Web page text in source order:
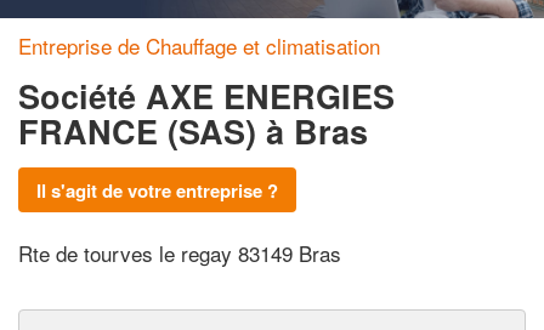
Entreprise de Chauffage et climatisation
Société AXE ENERGIES
FRANCE (SAS) à Bras
Il s'agit de votre entreprise ?
Rte de tourves le regay 83149 Bras